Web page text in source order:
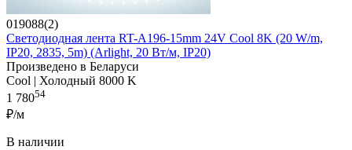
019088(2)
Светодиодная лента RT-A196-15mm 24V Cool 8K (20 W/m,
IP20, 2835, 5m) (Arlight, 20 Вт/м, IP20)
Произведено в Беларуси
Cool | Холодный 8000 K
1 78054
₽/м
В наличии